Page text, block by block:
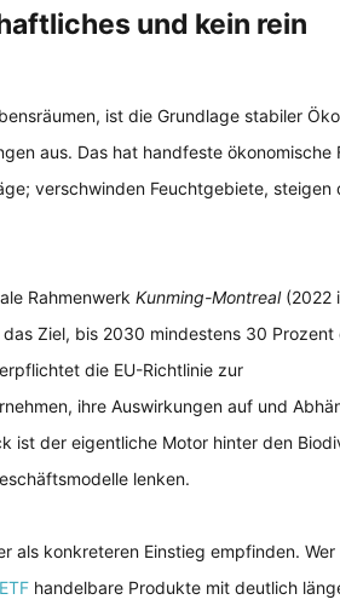
und kein rein
ist die Grundlage stabiler
aus. Das hat handfeste ökonomische
verschwinden Feuchtgebiete, steigen
Rahmenwerk Kunming-Montreal(2022
Ziel, bis 2030 mindestens 30
die EU-Richtlinie zur
ihre Auswirkungen auf und
ist der eigentliche Motor hinter den
lenken.
als konkreteren Einstieg empfinden.
handelbare Produkte mit deutlich